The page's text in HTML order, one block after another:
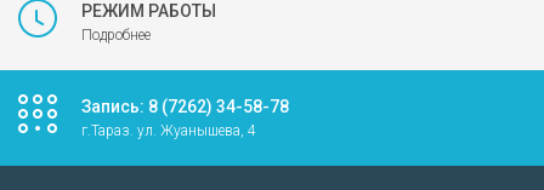
РЕЖИМ РАБОТЫ
Подробнее
Запись: 8 (7262) 34-58-78
г.Тараз. ул. Жуанышева, 4